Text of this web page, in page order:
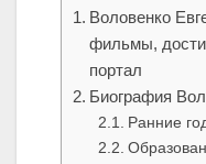
Воловенко
фильмы,
портал
Биография
Ранние